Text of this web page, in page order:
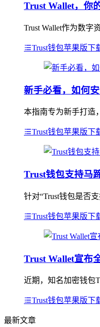
Trust Wallet，你
Trust Wallet作为数
Trust钱包苹果版下
新手必看，如何
本指南专为新手打造
Trust钱包苹果版下
Trust钱包支持马
针对“Trust钱包是否
Trust钱包苹果版下
Trust Wallet宣布
近期，知名加密钱包
Trust钱包苹果版下
最新文章